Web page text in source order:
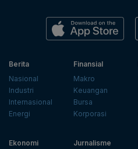
Berita
Nasional
Industri
Internasional
Energi
Finansial
Makro
Keuangan
Bursa
Korporasi
Ekonomi
Jurnalisme